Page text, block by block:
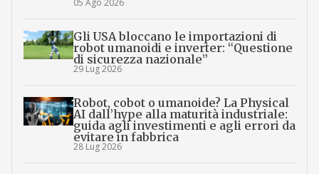
05 Ago 2026
Gli USA bloccano le importazioni di
robot umanoidi e inverter: “Questione
di sicurezza nazionale”
29 Lug 2026
Robot, cobot o umanoide? La Physical
AI dall’hype alla maturità industriale:
guida agli investimenti e agli errori da
evitare in fabbrica
28 Lug 2026